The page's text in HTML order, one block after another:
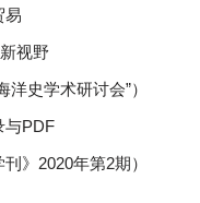
易
视野
史学术研讨会”）
与PDF
》2020年第2期）